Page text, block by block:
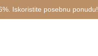
Iskoristite posebnu ponudu!